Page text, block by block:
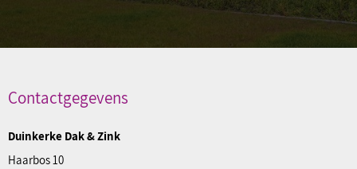
Contactgegevens
Duinkerke Dak & Zink
Haarbos 10